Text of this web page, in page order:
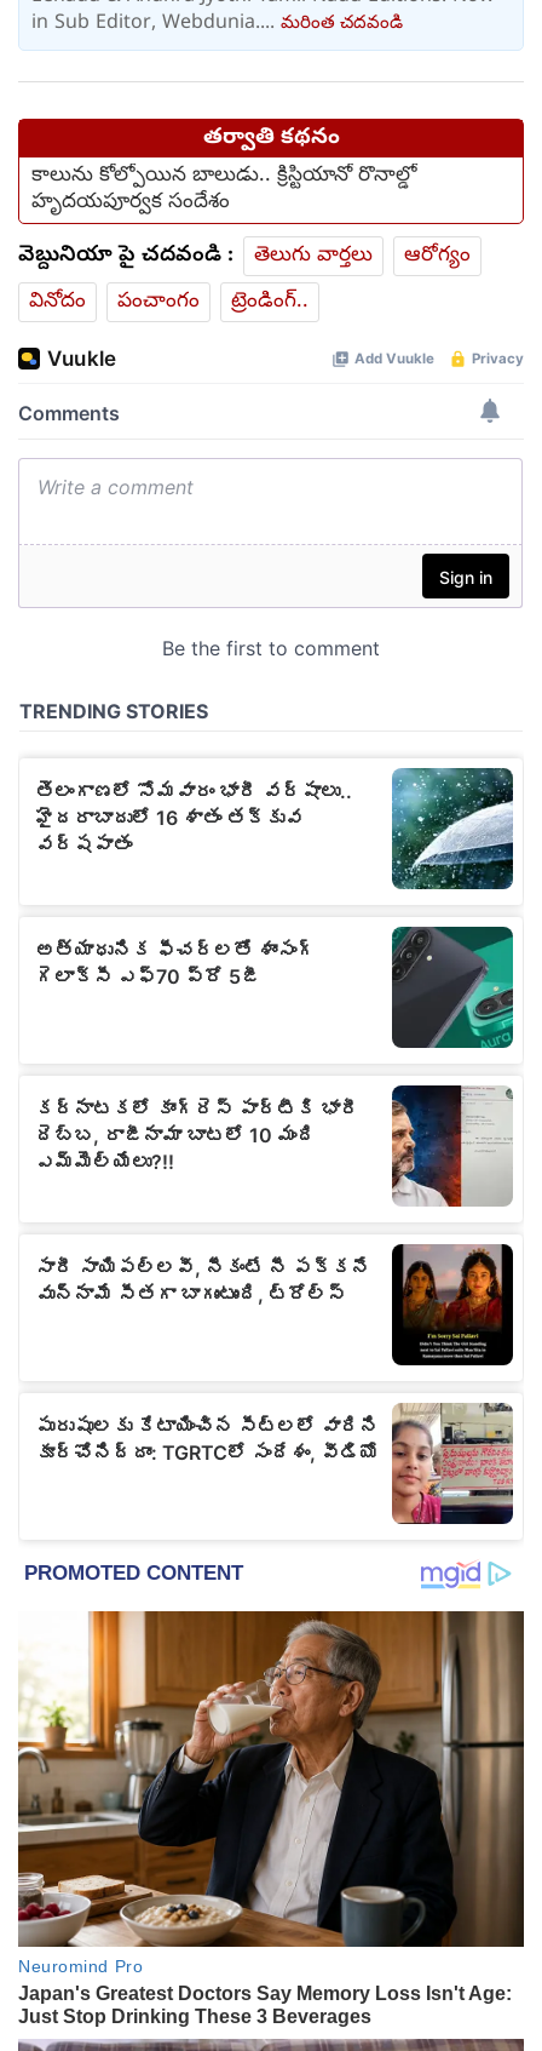
in Sub Editor, Webdunia.... మరింత చదవండి
తర్వాతి కథనం
కాలును కోల్పోయిన బాలుడు.. క్రిస్టియానో ​​రొనాల్డో
హృదయపూర్వక సందేశం
వెబ్దునియా పై చదవండి : తెలుగు వార్తలు
ఆరోగ్యం
వినోదం
పంచాంగం ట్రెండింగ్..